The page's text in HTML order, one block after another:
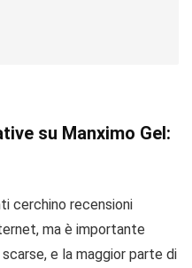
su Manximo Gel:
cerchino recensioni
ma è importante
e la maggior parte di